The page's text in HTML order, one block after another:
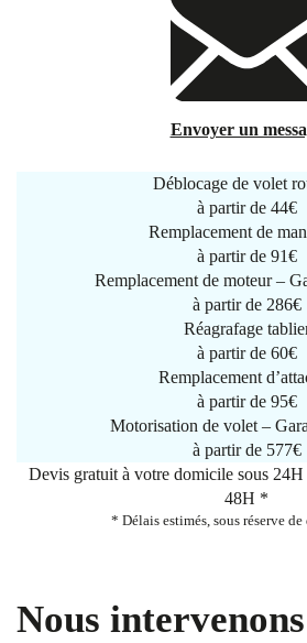
Envoyer un
Déblocage de volet
à partir de 44€
Remplacement de
à partir de 91€
Remplacement de moteur –
à partir de 286€
Réagrafage
à partir de 60€
Remplacement
à partir de 95€
Motorisation de volet –
à partir de 577€
Devis gratuit à votre domicile sous
48H *
* Délais estimés, sous réserve
Nous